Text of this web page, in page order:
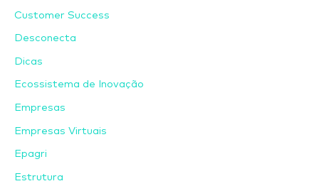
Customer Success
Desconecta
Dicas
Ecossistema de Inovação
Empresas
Empresas Virtuais
Epagri
Estrutura